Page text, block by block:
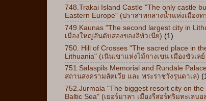
748.Trakai Island Castle "The only castle
Eastern Europe" (ปราสาทกลางน้ำแห่งเมืองท
749.Kaunas "The second largest city in
เมืองใหญ่อันดับสองของลิทัวเนีย) (1)
750. Hill of Crosses "The sacred place in
Lithuania" (เนินเขาแห่งไม้กางเขน เมืองชัวเล
751.Salaspils Memorial and Rundāle
สถานสงครามลัตเวีย และ พระราชวังรุนดาเล)
752.Jurmala "The biggest resort city on the
Baltic Sea" (เยอร์มาลา เมืองรีสอร์ทริมทะเลบอ